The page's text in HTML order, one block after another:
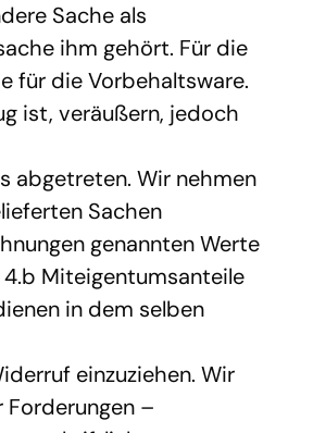
Sache als
ihm gehört. Für die
für die Vorbehaltsware.
ist, veräußern, jedoch
abgetreten. Wir nehmen
Sachen
genannten Werte
4.b Miteigentumsanteile
in dem selben
einzuziehen. Wir
–